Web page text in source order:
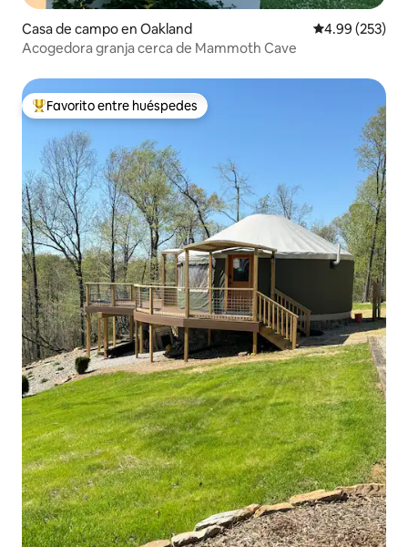
Casa de campo en Oakland Calificación
4.99 (253)
Acogedora granja cerca de Mammoth Cave
De los mejores en Favorito entre huéspedes
Favorito entre huéspedes